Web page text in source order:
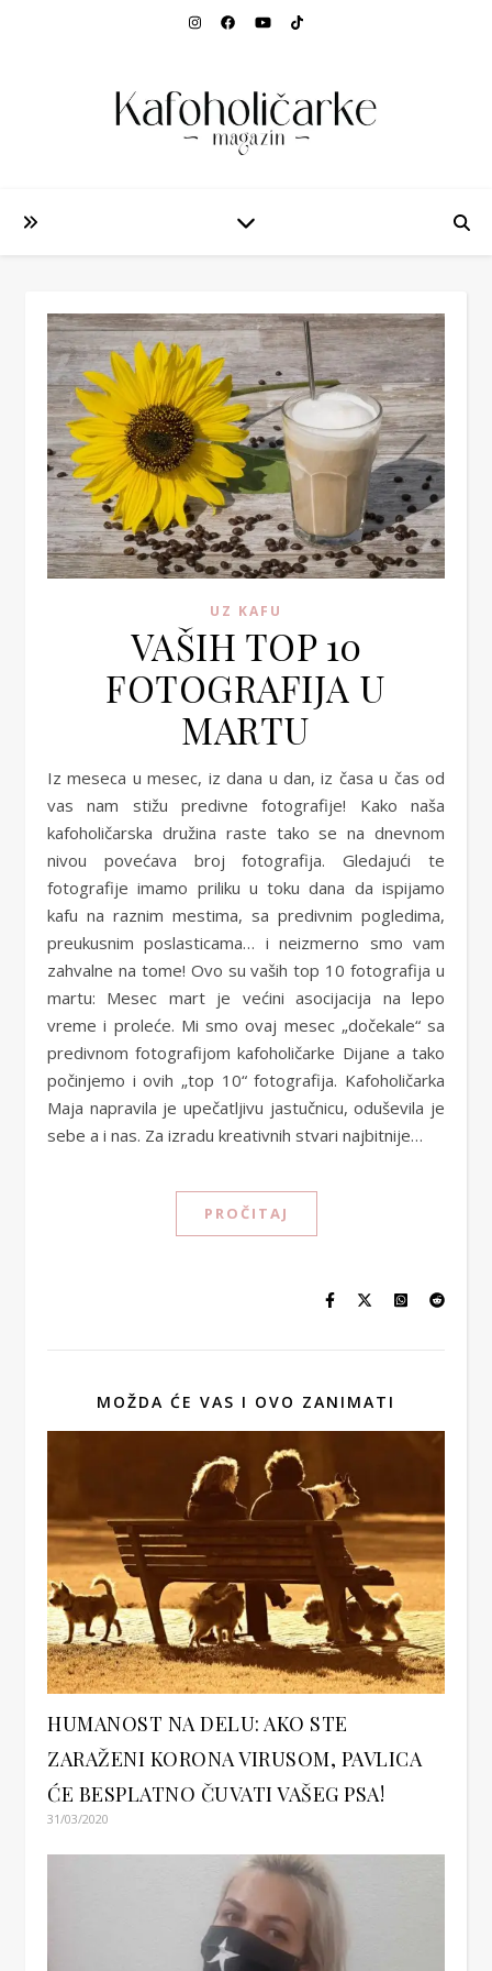
UZ KAFU
VAŠIH TOP 10
FOTOGRAFIJA U
MARTU
Iz meseca u mesec, iz dana u dan, iz časa u čas od
vas nam stižu predivne fotografije! Kako naša
kafoholičarska družina raste tako se na dnevnom
nivou povećava broj fotografija. Gledajući te
fotografije imamo priliku u toku dana da ispijamo
kafu na raznim mestima, sa predivnim pogledima,
preukusnim poslasticama… i neizmerno smo vam
zahvalne na tome! Ovo su vaših top 10 fotografija u
martu: Mesec mart je većini asocijacija na lepo
vreme i proleće. Mi smo ovaj mesec „dočekale“ sa
predivnom fotografijom kafoholičarke Dijane a tako
počinjemo i ovih „top 10“ fotografija. Kafoholičarka
Maja napravila je upečatljivu jastučnicu, oduševila je
sebe a i nas. Za izradu kreativnih stvari najbitnije…
PROČITAJ
MOŽDA ĆE VAS I OVO ZANIMATI
HUMANOST NA DELU: AKO STE
ZARAŽENI KORONA VIRUSOM, PAVLICA
ĆE BESPLATNO ČUVATI VAŠEG PSA!
31/03/2020